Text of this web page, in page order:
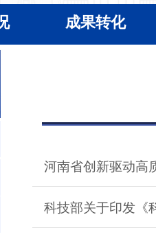
成果转化
河南省创新驱动高
科技部关于印发《